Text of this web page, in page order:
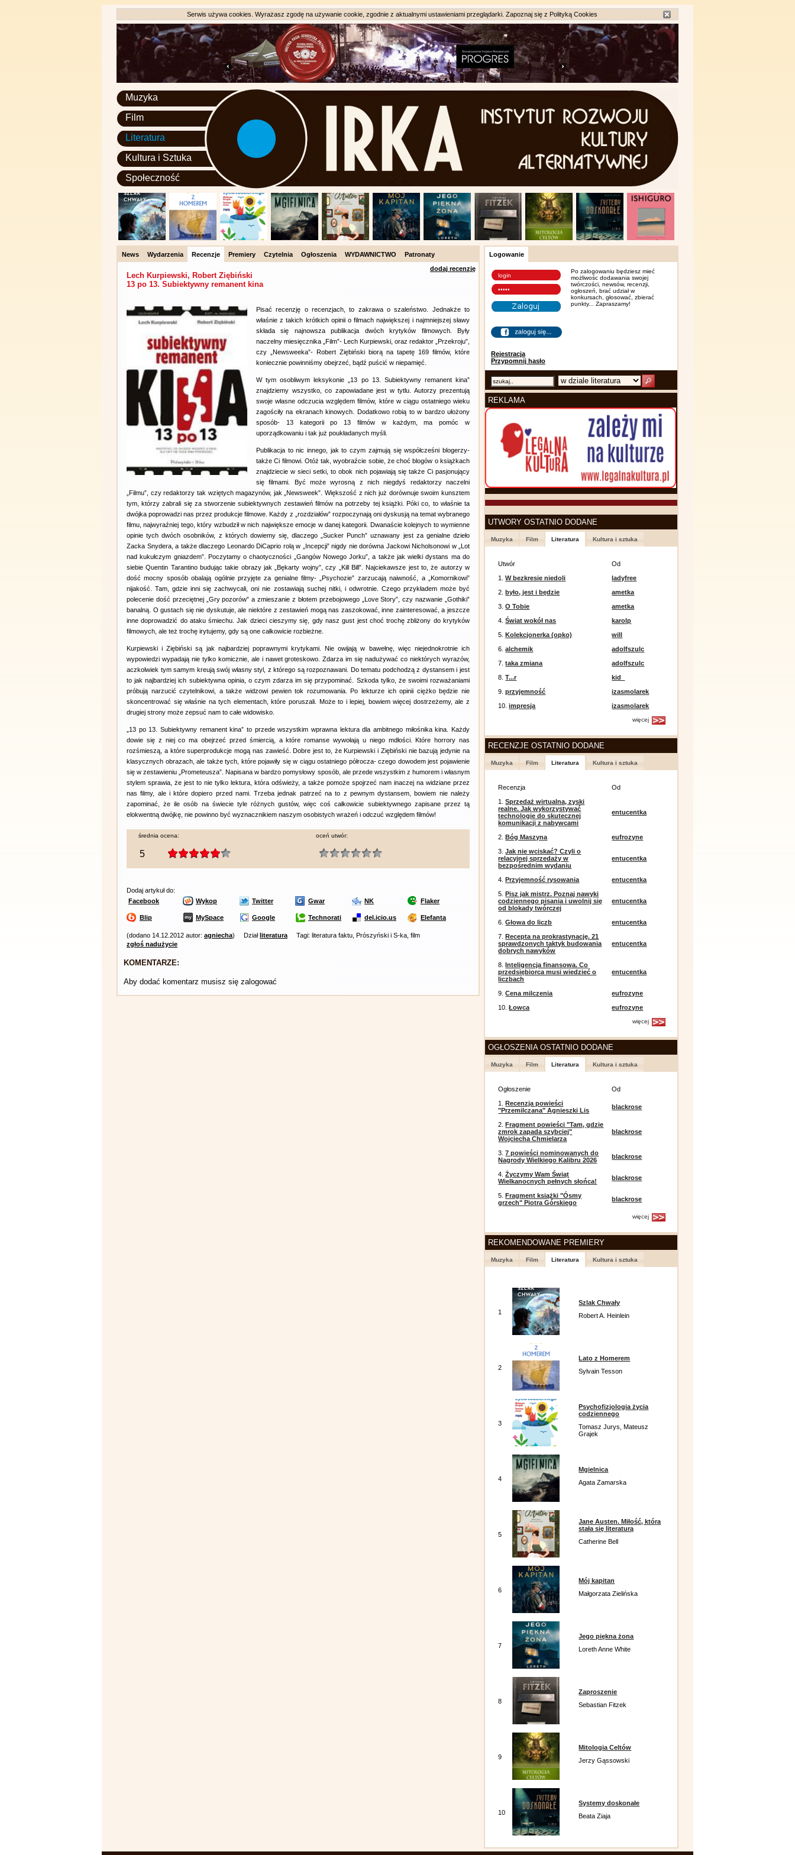
Serwis używa cookies. Wyrażasz zgodę na używanie cookie, zgodnie z aktualnymi ustawieniami przeglądarki. Zapoznaj się z Polityką Cookies
Muzyka
Film
Literatura
Kultura i Sztuka
Społeczność
News Wydarzenia Recenzje Premiery Czytelnia Ogłoszenia WYDAWNICTWO
Patronaty
dodaj recenzję
Lech Kurpiewski, Robert Ziębiński
13 po 13. Subiektywny remanent kina
Pisać recenzję o recenzjach, to zakrawa o szaleństwo. Jednakże to
właśnie z takich krótkich opinii o filmach największej i najmniejszej sławy
składa się najnowsza publikacja dwóch krytyków filmowych. Były
naczelny miesięcznika „Film”- Lech Kurpiewski, oraz redaktor „Przekroju”,
czy „Newsweeka”- Robert Ziębiński biorą na tapetę 169 filmów, które
koniecznie powinniśmy obejrzeć, bądź puścić w niepamięć.
W tym osobliwym leksykonie „13 po 13. Subiektywny remanent kina”
znajdziemy wszystko, co zapowiadane jest w tytlu. Autorzy prezentują
swoje własne odczucia względem filmów, które w ciągu ostatniego wieku
zagościły na ekranach kinowych. Dodatkowo robią to w bardzo ułożony
sposób- 13 kategorii po 13 filmów w każdym, ma pomóc w
uporządkowaniu i tak już poukładanych myśli.
Publikacja to nic innego, jak to czym zajmują się współcześni blogerzy-
także Ci filmowi. Otóż tak, wyobraźcie sobie, że choć blogów o książkach
znajdziecie w sieci setki, to obok nich pojawiają się także Ci pasjonujący
się filmami. Być może wyrosną z nich niegdyś redaktorzy naczelni
„Filmu”, czy redaktorzy tak wziętych magazynów, jak „Newsweek”. Większość z nich już dorównuje swoim kunsztem
tym, którzy zabrali się za stworzenie subiektywnych zestawień filmów na potrzeby tej książki. Póki co, to właśnie ta
dwójka poprowadzi nas przez produkcje filmowe. Każdy z „rozdziałów” rozpoczynają oni dyskusją na temat wybranego
filmu, najwyraźniej tego, który wzbudził w nich największe emocje w danej kategorii. Dwanaście kolejnych to wymienne
opinie tych dwóch osobników, z których dowiemy się, dlaczego „Sucker Punch” uznawany jest za genialne dzieło
Zacka Snydera, a także dlaczego Leonardo DiCaprio rolą w „Incepcji” nigdy nie dorówna Jackowi Nicholsonowi w „Lot
nad kukułczym gniazdem”. Poczytamy o chaotyczności „Gangów Nowego Jorku”, a także jak wielki dystans ma do
siebie Quentin Tarantino budując takie obrazy jak „Bękarty wojny”, czy „Kill Bill”. Najciekawsze jest to, że autorzy w
dość mocny sposób obalają ogólnie przyjęte za genialne filmy- „Psychozie” zarzucają naiwność, a „Komornikowi”
nijakość. Tam, gdzie inni się zachwycali, oni nie zostawiają suchej nitki, i odwrotnie. Czego przykładem może być
polecenie dość przeciętnej „Gry pozorów” a zmieszanie z błotem przebojowego „Love Story”, czy nazwanie „Gothiki”
banalną. O gustach się nie dyskutuje, ale niektóre z zestawień mogą nas zaszokować, inne zainteresować, a jeszcze
inne doprowadzić do ataku śmiechu. Jak dzieci cieszymy się, gdy nasz gust jest choć trochę zbliżony do krytyków
filmowych, ale też trochę irytujemy, gdy są one całkowicie rozbieżne.
Kurpiewski i Ziębiński są jak najbardziej poprawnymi krytykami. Nie owijają w bawełnę, więc niejednokrotnie ich
wypowiedzi wypadają nie tylko komicznie, ale i nawet groteskowo. Zdarza im się nadużywać co niektórych wyrazów,
aczkolwiek tym samym kreują swój własny styl, z którego są rozpoznawani. Do tematu podchodzą z dystansem i jest
to jak najbardziej ich subiektywna opinia, o czym zdarza im się przypominać. Szkoda tylko, że swoimi rozważaniami
próbują narzucić czytelnikowi, a także widzowi pewien tok rozumowania. Po lekturze ich opinii ciężko będzie nie
skoncentrować się właśnie na tych elementach, które poruszali. Może to i lepiej, bowiem więcej dostrzeżemy, ale z
drugiej strony może zepsuć nam to całe widowisko.
„13 po 13. Subiektywny remanent kina” to przede wszystkim wprawna lektura dla ambitnego miłośnika kina. Każdy
dowie się z niej co ma obejrzeć przed śmiercią, a które romanse wywołają u niego mdłości. Które horrory nas
rozśmieszą, a które superprodukcje mogą nas zawieść. Dobre jest to, że Kurpiewski i Ziębiński nie bazują jedynie na
klasycznych obrazach, ale także tych, które pojawiły się w ciągu ostatniego półrocza- czego dowodem jest pojawienie
się w zestawieniu „Prometeusza”. Napisana w bardzo pomysłowy sposób, ale przede wszystkim z humorem i własnym
stylem sprawia, że jest to nie tylko lektura, która odświeży, a także pomoże spojrzeć nam inaczej na widziane przez
nas filmy, ale i które dopiero przed nami. Trzeba jednak patrzeć na to z pewnym dystansem, bowiem nie należy
zapominać, że ile osób na świecie tyle różnych gustów, więc coś całkowicie subiektywnego zapisane przez tą
elokwentną dwójkę, nie powinno być wyznacznikiem naszym osobistych wrażeń i odczuć względem filmów!
średnia ocena:
5
oceń utwór:
Dodaj artykuł do:
Facebook
Wykop Twitter Gwar NK Flaker
Blip MySpace Google Technorati del.icio.us Elefanta
(dodano 14.12.2012 autor: agniecha) Działliteratura
Tagi: literatura faktu, Prószyński i S-ka, film
zgłoś nadużycie
KOMENTARZE:
Aby dodać komentarz musisz się zalogować
Logowanie
Rejestracja
Przypomnij hasło
Po zalogowaniu będziesz mieć
możliwośc dodawania swojej
twórczości, newsów, recenzji,
ogłoszeń, brać udział w
konkursach, głosować, zbierać
punkty... Zapraszamy!
REKLAMA
UTWORY OSTATNIO DODANE
Muzyka Film Literatura Kultura i sztuka
Utwór
Od
1.W bezkresie niedoli
ladyfree
2.było, jest i będzie
ametka
3.O Tobie
ametka
4.Świat wokół nas
karolp
5.Kolekcjonerka (opko)
will
6.alchemik
adolfszulc
7.taka zmiana
adolfszulc
8.T...r
kid_
9.przyjemność
izasmolarek
10.impresja izasmolarek
więcej
RECENZJE OSTATNIO DODANE
Muzyka Film Literatura Kultura i sztuka
Recenzja
Od
1.Sprzedaż wirtualna, zyski
realne. Jak wykorzystywać
technologie do skutecznej
komunikacji z nabywcami
entucentka
2.Bóg Maszyna
eufrozyne
3.Jak nie wciskać? Czyli o
relacyjnej sprzedaży w
bezpośrednim wydaniu
entucentka
4.Przyjemność rysowania
entucentka
5.Pisz jak mistrz. Poznaj nawyki
codziennego pisania i uwolnij się
od blokady twórczej
entucentka
6.Głowa do liczb
entucentka
7.Recepta na prokrastynację. 21
sprawdzonych taktyk budowania
dobrych nawyków
entucentka
8.Inteligencja finansowa. Co
przedsiębiorca musi wiedzieć o
liczbach
entucentka
9.Cena milczenia
eufrozyne
10.Łowca eufrozyne
więcej
OGŁOSZENIA OSTATNIO DODANE
Muzyka Film Literatura Kultura i sztuka
Ogłoszenie
Od
1.Recenzja powieści
"Przemilczana" Agnieszki Lis
blackrose
2.Fragment powieści "Tam, gdzie
zmrok zapada szybciej"
Wojciecha Chmielarza
blackrose
3.7 powieści nominowanych do
Nagrody Wielkiego Kalibru 2026
blackrose
4.Życzymy Wam Świąt
Wielkanocnych pełnych słońca!
blackrose
5.Fragment książki "Ósmy
grzech" Piotra Górskiego
blackrose
więcej
REKOMENDOWANE PREMIERY
Muzyka Film Literatura Kultura i sztuka
1
Szlak Chwały
Robert A. Heinlein
2
Lato z Homerem
Sylvain Tesson
3
Psychofizjologia życia
codziennego
Tomasz Jurys, Mateusz
Grajek
4
Mgielnica
Agata Zamarska
5
Jane Austen. Miłość, która
stała się literaturą
Catherine Bell
6
Mój kapitan
Małgorzata Zielińska
7
Jego piękna żona
Loreth Anne White
8
Zaproszenie
Sebastian Fitzek
9
Mitologia Celtów
Jerzy Gąssowski
10
Systemy doskonałe
Beata Ziaja